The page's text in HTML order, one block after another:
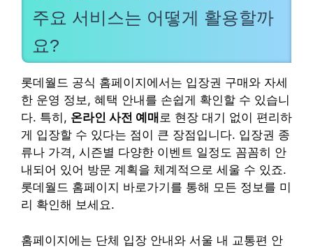
주요 서비스는 어떻게 활용할까
요?
롯데월드 공식 홈페이지에서는 입장권 구매와 자세
한 운영 정보, 혜택 안내를 손쉽게 확인할 수 있습니
다. 특히, 온라인 사전 예매 로 현장 대기 없이 편리하
게 입장할 수 있다는 점이 큰 장점입니다. 입장권 종
류나 가격, 시즌별 다양한 이벤트 일정도 꼼꼼히 안
내되어 있어 방문 계획을 체계적으로 세울 수 있죠.
롯데월드 홈페이지 바로가기를 통해 모든 정보를 미
리 확인해 보세요.
홈페이지에는 단체 입장 안내와 서울 내 교통편 안